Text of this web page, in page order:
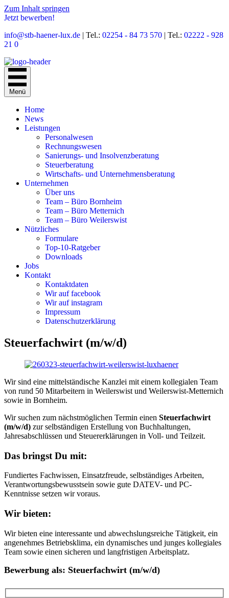
Zum Inhalt springen
Jetzt bewerben!
info@stb-haener-lux.de | Tel.: 02254 - 84 73 570 | Tel.: 02222 - 928
21 0
Menü
Home
News
Leistungen
Personal­wesen
Rechnungs­wesen
Sanierungs- und Insolvenz­beratung
Steuer­beratung
Wirtschafts- und Unternehmens­beratung
Unternehmen
Über uns
Team – Büro Bornheim
Team – Büro Metternich
Team – Büro Weilerswist
Nützliches
Formulare
Top-10-Ratgeber
Downloads
Jobs
Kontakt
Kontaktdaten
Wir auf facebook
Wir auf instagram
Impressum
Datenschutz­erklärung
Steuerfachwirt (m/w/d)
Wir sind eine mittelständische Kanzlei mit einem kollegialen Team
von rund 50 Mitarbeitern in Weilerswist und Weilerswist-Metternich
sowie in Bornheim.
Wir suchen zum nächstmöglichen Termin einen Steuerfachwirt
(m/w/d) zur selbständigen Erstellung von Buchhaltungen,
Jahresabschlüssen und Steuererklärungen in Voll- und Teilzeit.
Das bringst Du mit:
Fundiertes Fachwissen, Einsatzfreude, selbständiges Arbeiten,
Verantwortungsbewusstsein sowie gute DATEV- und PC-
Kenntnisse setzen wir voraus.
Wir bieten:
Wir bieten eine interessante und abwechslungsreiche Tätigkeit, ein
angenehmes Betriebsklima, ein dynamisches und junges kollegiales
Team sowie einen sicheren und langfristigen Arbeitsplatz.
Bewerbung als: Steuerfachwirt (m/w/d)